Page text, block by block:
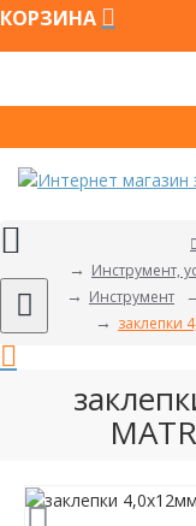
КОРЗИНА
Инструмент,
Инструмент
заклепки